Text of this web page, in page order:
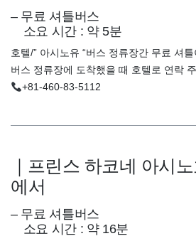
– 무료 셔틀버스
소요 시간 : 약 5분
호텔/” 아시노유 “버스 정류장간 무료 셔틀
버스 정류장에 도착했을 때 호텔로 연락
+81-460-83-5112
｜프린스 하코네 아시
에서
– 무료 셔틀버스
소요 시간 : 약 16분